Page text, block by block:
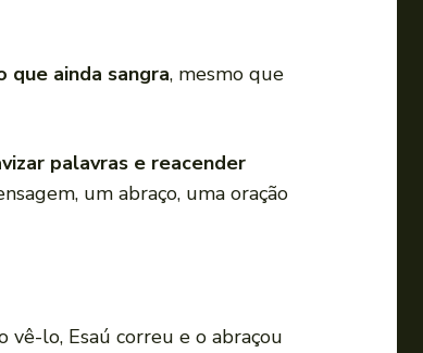
que ainda sangra, mesmo que
palavras e reacender
um abraço, uma oração
vê-lo, Esaú correu e o abraçou